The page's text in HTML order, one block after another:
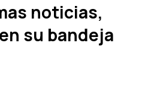
noticias,
su bandeja